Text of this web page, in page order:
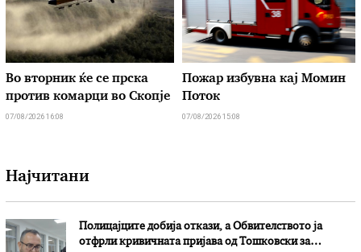
Во вторник ќе се прска
против комарци во Скопје
07/08/2026 16:08
Пожар избувна кај Момин
Поток
07/08/2026 15:08
Најчитани
Полицајците добија откази, а Обвителството ја
отфрли кривичната пријава од Тошковски за